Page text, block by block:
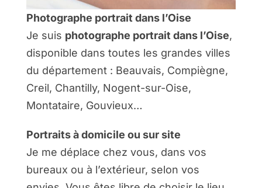
Photographe portrait dans l’Oise
Je suis photographe portrait dans l’Oise,
disponible dans toutes les grandes villes
du département : Beauvais, Compiègne,
Creil, Chantilly, Nogent-sur-Oise,
Montataire, Gouvieux…
Portraits à domicile ou sur site
Je me déplace chez vous, dans vos
bureaux ou à l’extérieur, selon vos